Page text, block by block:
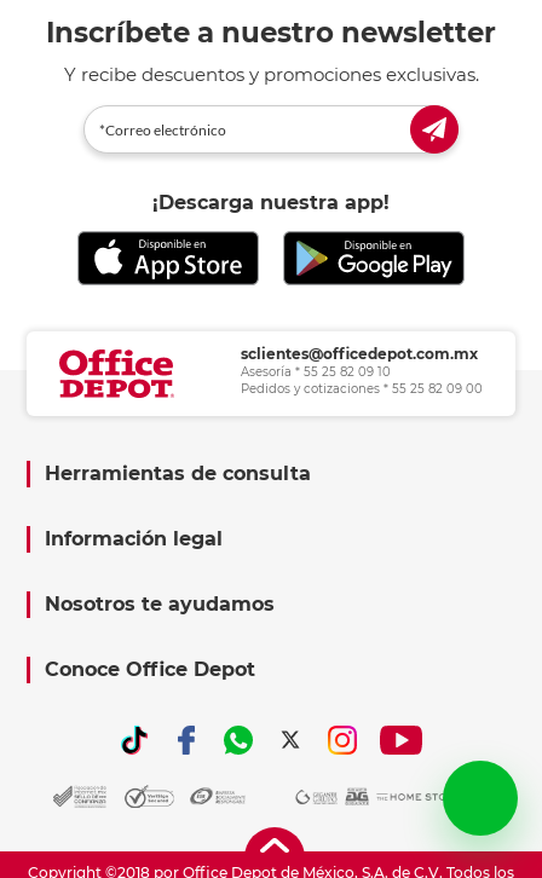
Inscríbete a nuestro newsletter
Y recibe descuentos y promociones exclusivas.
¡Descarga nuestra app!
sclientes@officedepot.com.mx
Asesoría * 55 25 82 09 10
Pedidos y cotizaciones * 55 25 82 09 00
Herramientas de consulta
Información legal
Nosotros te ayudamos
Conoce Office Depot
Copyright ©2018 por Office Depot de México, S.A. de C.V. Todos los